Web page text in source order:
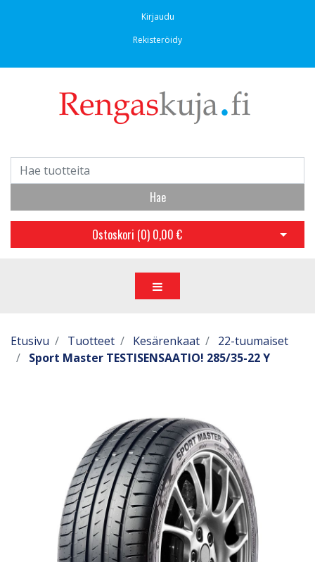
Kirjaudu
Rekisteröidy
Hae
Ostoskori (0) 0,00 € Avaa
Etusivu Tuotteet Kesärenkaat
22-tuumaiset
Sport Master TESTISENSAATIO! 285/35-22 Y